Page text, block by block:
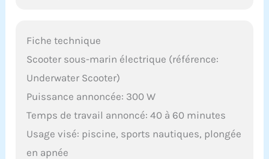
Fiche technique
Scooter sous-marin électrique (référence:
Underwater Scooter)
Puissance annoncée: 300 W
Temps de travail annoncé: 40 à 60 minutes
Usage visé: piscine, sports nautiques, plongée
en apnée